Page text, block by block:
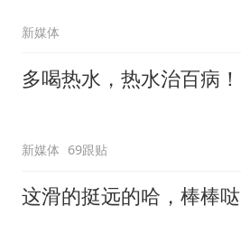
新媒体
多喝热水，热水治百病！
新媒体 69跟贴
这滑的挺远的哈，棒棒哒